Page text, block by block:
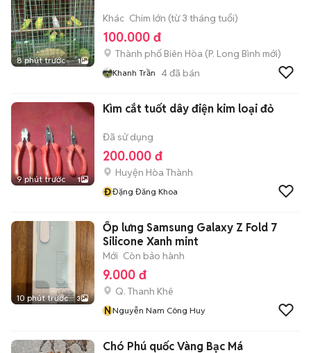
8 phút trước 1
Khác Chim lớn (từ 3 tháng tuổi)
100.000 đ
Thành phố Biên Hòa (P. Long Bình mới)
Khanh Trần 4đã bán
9 phút trước 1
Kìm cắt tuốt dây điện kim loại đỏ
Đã sử dụng
200.000 đ
Huyện Hòa Thành
ĐĐặng Đăng Khoa
10 phút trước 3
Ốp lưng Samsung Galaxy Z Fold 7
Silicone Xanh mint
Mới Còn bảo hành
9.000 đ
Q. Thanh Khê
NNguyễn Nam Công Huy
Chó Phú quốc Vàng Bạc Má